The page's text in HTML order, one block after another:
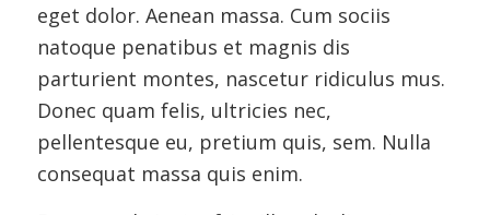
eget dolor. Aenean massa. Cum sociis
natoque penatibus et magnis dis
parturient montes, nascetur ridiculus mus.
Donec quam felis, ultricies nec,
pellentesque eu, pretium quis, sem. Nulla
consequat massa quis enim.